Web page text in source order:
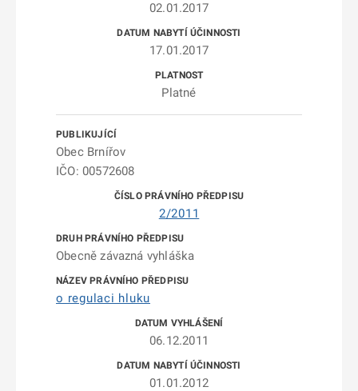
02.01.2017
17.01.2017
Platné
Obec Brnířov
IČO: 00572608
2/2011
Obecně závazná vyhláška
o regulaci hluku
06.12.2011
01.01.2012